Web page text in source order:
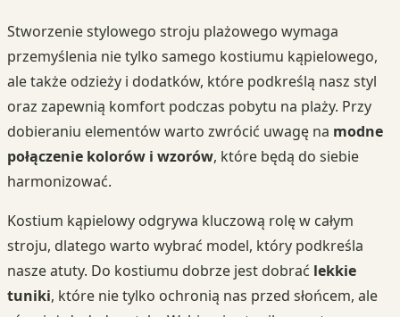
Stworzenie stylowego stroju plażowego wymaga
przemyślenia nie tylko samego kostiumu kąpielowego,
ale także odzieży i dodatków, które podkreślą nasz styl
oraz zapewnią komfort podczas pobytu na plaży. Przy
dobieraniu elementów warto zwrócić uwagę na modne
połączenie kolorów i wzorów, które będą do siebie
harmonizować.
Kostium kąpielowy odgrywa kluczową rolę w całym
stroju, dlatego warto wybrać model, który podkreśla
nasze atuty. Do kostiumu dobrze jest dobrać lekkie
tuniki, które nie tylko ochronią nas przed słońcem, ale